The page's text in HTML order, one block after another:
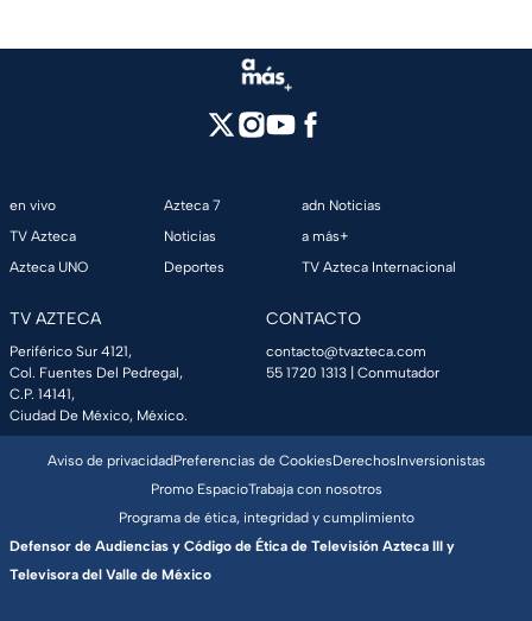
en vivo
TV Azteca
Azteca UNO
Azteca 7
Noticias
Deportes
adn Noticias
a más+
TV Azteca Internacional
TV AZTECA
Periférico Sur 4121,
Col. Fuentes Del Pedregal,
C.P. 14141,
Ciudad De México, México.
CONTACTO
contacto@tvazteca.com
55 1720 1313 | Conmutador
Aviso de privacidadPreferencias de CookiesDerechosInversionistas
Promo EspacioTrabaja con nosotros
Programa de ética, integridad y cumplimiento
Defensor de Audiencias y Código de Ética de Televisión Azteca III y
Televisora del Valle de México